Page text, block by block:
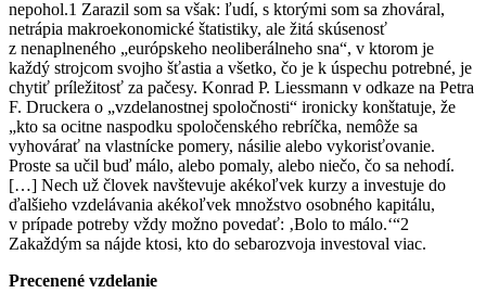
nepohol.1 Zarazil som sa však: ľudí, s ktorými som sa zhováral,
netrápia makroekonomické štatistiky, ale žitá skúsenosť
z nenaplneného „európskeho neoliberálneho sna“, v ktorom je
každý strojcom svojho šťastia a všetko, čo je k úspechu potrebné, je
chytiť príležitosť za pačesy. Konrad P. Liessmann v odkaze na Petra
F. Druckera o „vzdelanostnej spoločnosti“ ironicky konštatuje, že
„kto sa ocitne naspodku spoločenského rebríčka, nemôže sa
vyhovárať na vlastnícke pomery, násilie alebo vykorisťovanie.
Proste sa učil buď málo, alebo pomaly, alebo niečo, čo sa nehodí.
[…] Nech už človek navštevuje akékoľvek kurzy a investuje do
ďalšieho vzdelávania akékoľvek množstvo osobného kapitálu,
v prípade potreby vždy možno povedať: ‚Bolo to málo.‘“2
Zakaždým sa nájde ktosi, kto do sebarozvoja investoval viac.
Precenené vzdelanie